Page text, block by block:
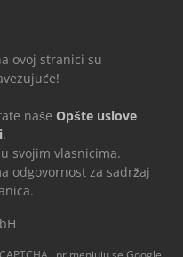
ovoj stranici su
naše Opšte uslove
.
svojim vlasnicima.
odgovornost za sadržaj